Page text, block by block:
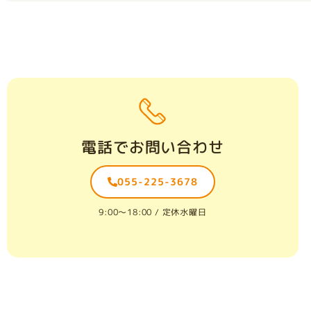
電話でお問い合わせ
055-225-3678
9:00〜18:00 / 定休水曜日